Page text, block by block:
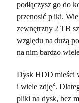
podłączysz go do
przenosić pliki.
zewnętrzny 2 TB
względu na dużą
na nim bardzo
Dysk HDD mieści
i wiele zdjęć.
pliki na dysk, bez